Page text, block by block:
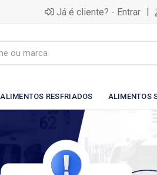
Já é cliente? - Entrar |
ALIMENTOS RESFRIADOS ALIMENTOS